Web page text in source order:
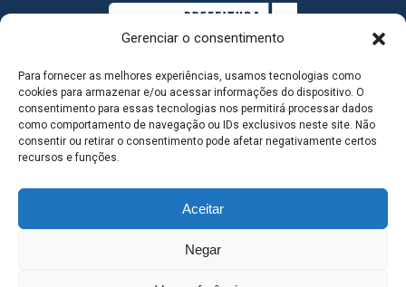
Gerenciar o consentimento
Para fornecer as melhores experiências, usamos tecnologias como
cookies para armazenar e/ou acessar informações do dispositivo. O
consentimento para essas tecnologias nos permitirá processar dados
como comportamento de navegação ou IDs exclusivos neste site. Não
consentir ou retirar o consentimento pode afetar negativamente certos
recursos e funções.
Aceitar
Negar
MAPA DO SITE
SEDE DO ADMINISTRATIVO MUNICIPAL - Avenida